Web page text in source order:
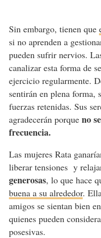
Sin embargo, tienen que
si no aprenden a
pueden sufrir nervios.
canalizar esta forma de
ejercicio regularmente.
sentirán en plena forma,
fuerzas retenidas. Sus
agradecerán porque no
frecuencia.
Las mujeres Rata
liberar tensiones y
generosas, lo que hace
buena a su alrededor.
amigos se sientan bien
quienes pueden
posesivas.